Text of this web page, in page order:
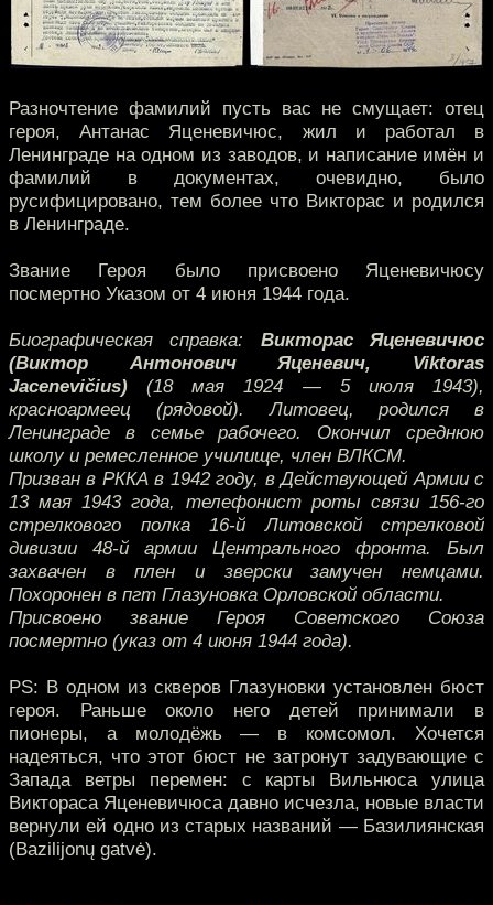
Разночтение фамилий пусть вас не смущает: отец
героя, Антанас Яценевичюс, жил и работал в
Ленинграде на одном из заводов, и написание имён и
фамилий в документах, очевидно, было
русифицировано, тем более что Викторас и родился
в Ленинграде.
Звание Героя было присвоено Яценевичюсу
посмертно Указом от 4 июня 1944 года.
Биографическая справка: Викторас Яценевичюс
(Виктор Антонович Яценевич, Viktoras
Jacenevičius) (18 мая 1924 — 5 июля 1943),
красноармеец (рядовой). Литовец, родился в
Ленинграде в семье рабочего. Окончил среднюю
школу и ремесленное училище, член ВЛКСМ.
Призван в РККА в 1942 году, в Действующей Армии с
13 мая 1943 года, телефонист роты связи 156-го
стрелкового полка 16-й Литовской стрелковой
дивизии 48-й армии Центрального фронта. Был
захвачен в плен и зверски замучен немцами.
Похоронен в пгт Глазуновка Орловской области.
Присвоено звание Героя Советского Союза
посмертно (указ от 4 июня 1944 года).
PS: В одном из скверов Глазуновки установлен бюст
героя. Раньше около него детей принимали в
пионеры, а молодёжь — в комсомол. Хочется
надеяться, что этот бюст не затронут задувающие с
Запада ветры перемен: с карты Вильнюса улица
Виктораса Яценевичюса давно исчезла, новые власти
вернули ей одно из старых названий — Базилиянская
(Bazilijonų gatvė).